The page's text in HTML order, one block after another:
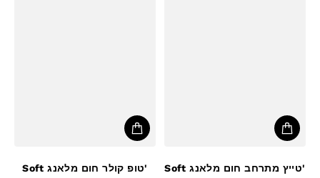
Soft טופ קולר חום מלאנג' Soft טייץ מתרחב חום מלאנג'